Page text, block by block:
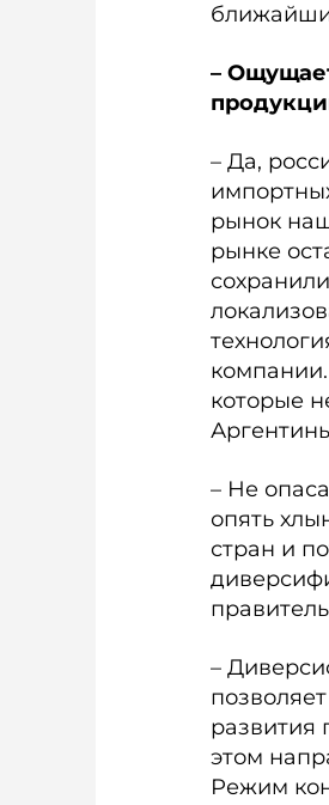
–
– Да,
рынок
рынке
которые
– Не
опять
стран и
–
развития
этом
Режим